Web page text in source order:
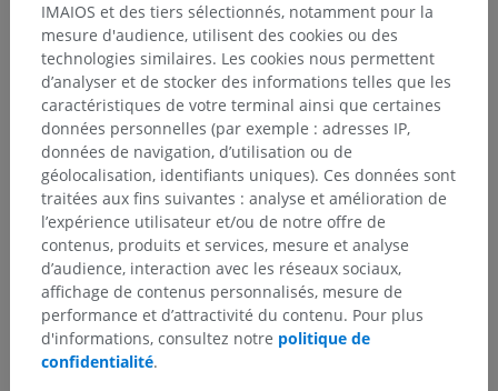
Anatomie systémique> Système cardiovasculaire>
Artères > Artères de l'encéphale> Artère basilaire
Artères mésencéphaliques
Structures sous-jacentes :Il n'y a aucune structure
sous-jacente
Neuroanatomie humaine
Traductions
IMAIOS et des tiers sélectionnés, notamment pour la
mesure d'audience, utilisent des cookies ou des
technologies similaires. Les cookies nous permettent
d’analyser et de stocker des informations telles que les
caractéristiques de votre terminal ainsi que certaines
données personnelles (par exemple : adresses IP,
données de navigation, d’utilisation ou de
géolocalisation, identifiants uniques). Ces données sont
traitées aux fins suivantes : analyse et amélioration de
l’expérience utilisateur et/ou de notre offre de
contenus, produits et services, mesure et analyse
d’audience, interaction avec les réseaux sociaux,
affichage de contenus personnalisés, mesure de
performance et d’attractivité du contenu. Pour plus
d'informations, consultez notre politique de
confidentialité.